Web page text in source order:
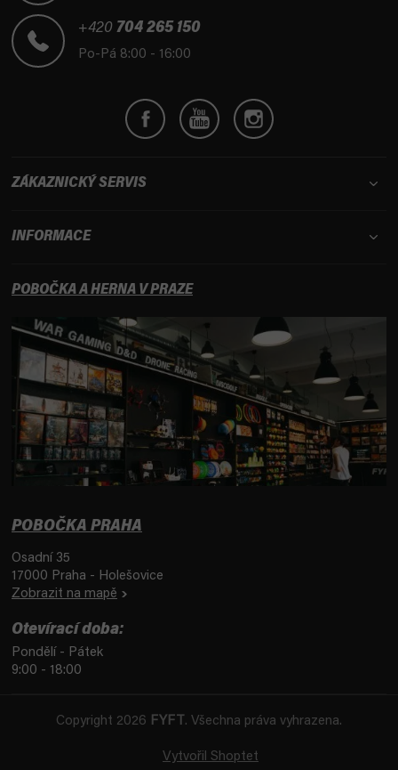
+420 704 265 150
Po-Pá 8:00 - 16:00
ZÁKAZNICKÝ SERVIS
INFORMACE
POBOČKA A HERNA V PRAZE
POBOČKA PRAHA
Osadní 35
17000 Praha - Holešovice
Zobrazit na mapě
Otevírací doba:
Pondělí - Pátek
9:00 - 18:00
Vytvořil Shoptet
Copyright 2026 FYFT . Všechna práva vyhrazena.